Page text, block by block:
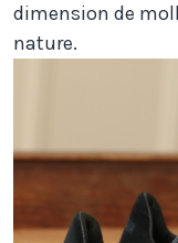
dimension de
nature.